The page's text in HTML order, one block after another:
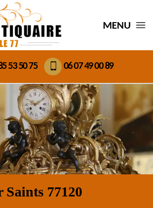
MENU
53 50 75 06 07 49 00 89
Saints 77120